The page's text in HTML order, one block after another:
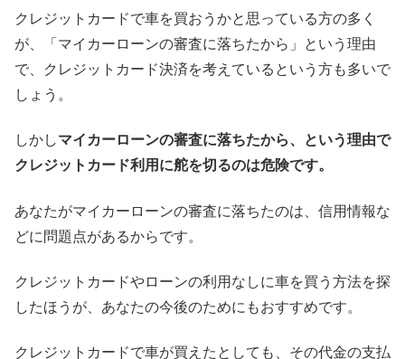
クレジットカードで車を買おうかと思っている方の多く
が、「マイカーローンの審査に落ちたから」という理由
で、クレジットカード決済を考えているという方も多いで
しょう。
しかしマイカーローンの審査に落ちたから、という理由で
クレジットカード利用に舵を切るのは危険です。
あなたがマイカーローンの審査に落ちたのは、信用情報な
どに問題点があるからです。
クレジットカードやローンの利用なしに車を買う方法を探
したほうが、あなたの今後のためにもおすすめです。
クレジットカードで車が買えたとしても、その代金の支払